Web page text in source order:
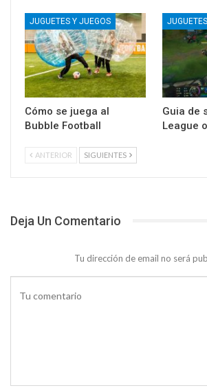
JUGUETES Y JUEGOS
Cómo se juega al
Bubble Football
Guia de
League
ANTERIOR SIGUIENTES
Deja Un Comentario
Tu dirección de email no será